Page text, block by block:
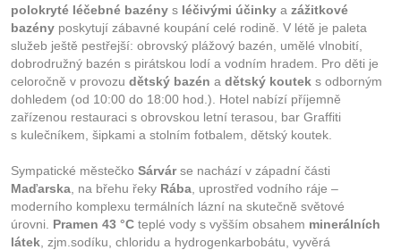
polokryté léčebné bazény s léčivými účinky a zážitkové
bazény poskytují zábavné koupání celé rodině. V létě je paleta
služeb ještě pestřejší: obrovský plážový bazén, umělé vlnobití,
dobrodružný bazén s pirátskou lodí a vodním hradem. Pro děti je
celoročně v provozu dětský bazén a dětský koutek s odborným
dohledem (od 10:00 do 18:00 hod.). Hotel nabízí příjemně
zařízenou restauraci s obrovskou letní terasou, bar Graffiti
s kulečníkem, šipkami a stolním fotbalem, dětský koutek.
Sympatické městečko Sárvárse nachází v západní části
Maďarska , na břehu řeky Rába , uprostřed vodního ráje –
moderního komplexu termálních lázní na skutečně světové
úrovni. Pramen 43 °C teplé vody s vyšším obsahem minerálních
látek , zjm.sodíku, chloridu a hydrogenkarbobátu, vyvěrá